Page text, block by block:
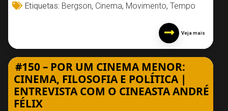
Etiquetas: Bergson, Cinema, Movimento, Tempo
Veja mais
#150 – POR UM CINEMA MENOR:
CINEMA, FILOSOFIA E POLÍTICA |
ENTREVISTA COM O CINEASTA ANDRÉ
FÉLIX